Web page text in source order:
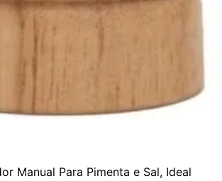
Manual Para Pimenta e Sal, Ideal